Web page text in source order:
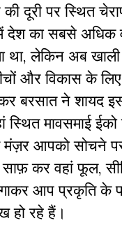
की दूरी पर स्थित
देश का सबसे अधिक
था, लेकिन अब खाली
और विकास के
बरसात ने शायद
स्थित मावसमाई ईको
मंज़र आपको सोचने
कर वहां फूल,
आप प्रकृति के
हो रहे हैं।